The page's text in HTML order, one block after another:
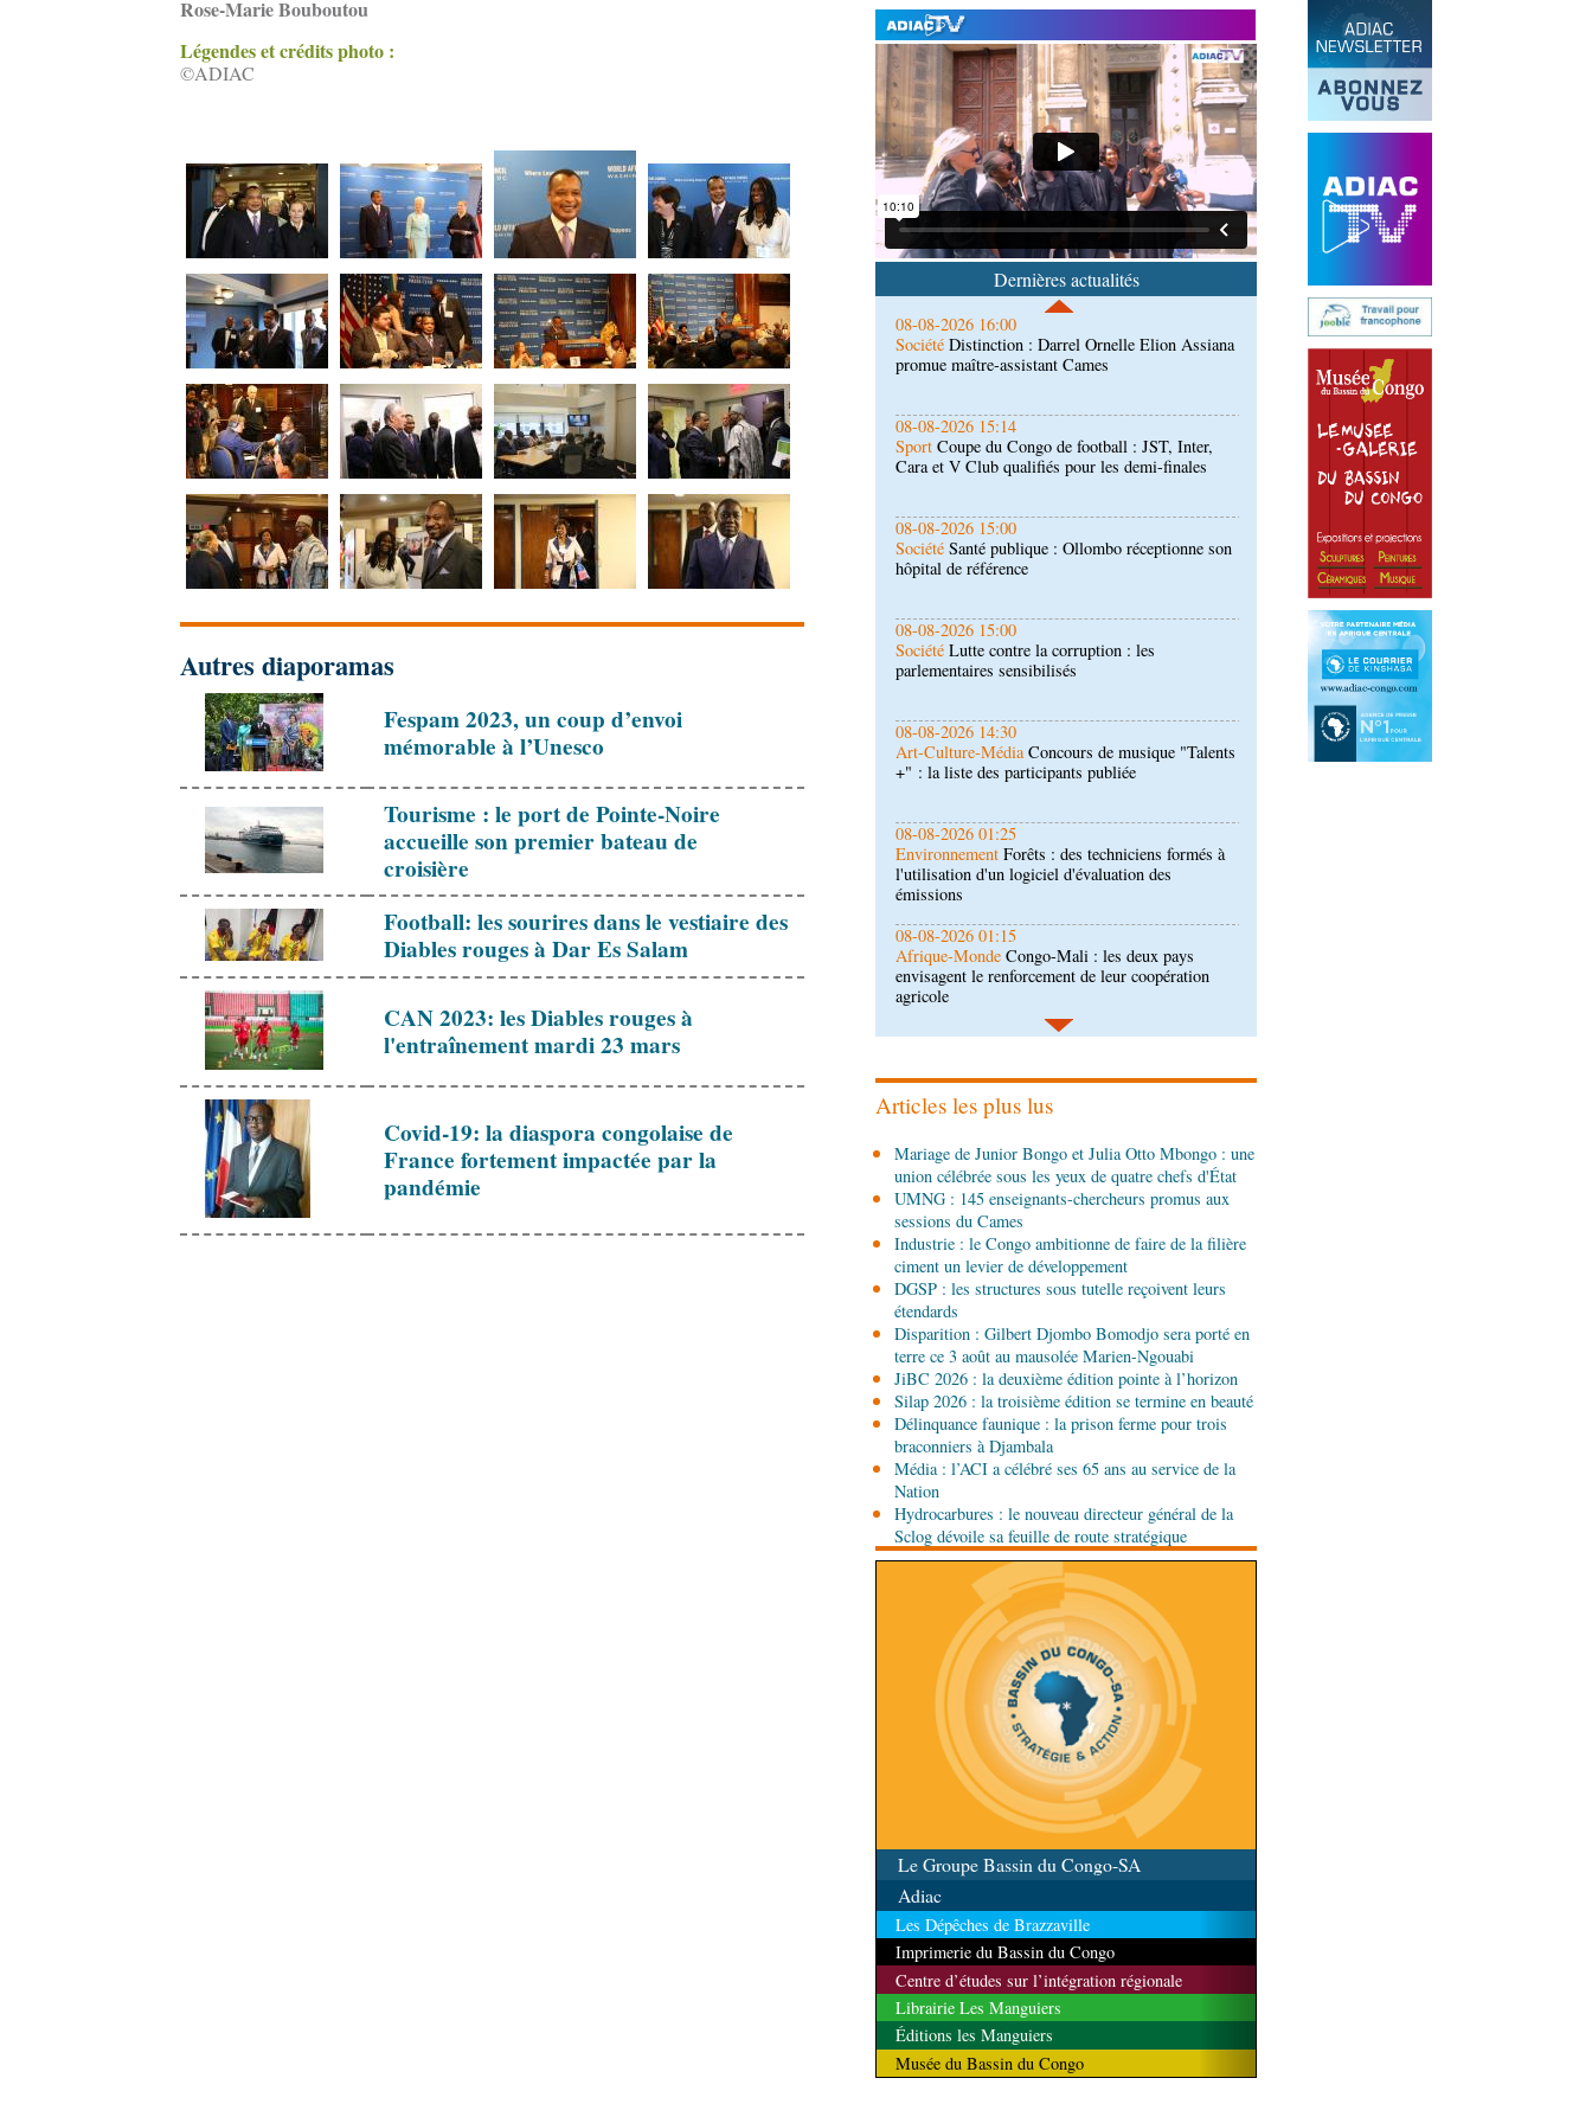
Rose-Marie Bouboutou
Légendes et crédits photo :
©ADIAC
Autres diaporamas
Fespam 2023, un coup d’envoi
mémorable à l’Unesco
Tourisme : le port de Pointe-Noire
accueille son premier bateau de
croisière
Football: les sourires dans le vestiaire des
Diables rouges à Dar Es Salam
CAN 2023: les Diables rouges à
l'entraînement mardi 23 mars
Covid-19: la diaspora congolaise de
France fortement impactée par la
pandémie
Dernières actualités
09-08-2026 10:30
SociétéHôpital Edith-Lucie-Bongo : des
équipements pour moderniser le plateau technique
08-08-2026 16:30
SociétéLutte contre les épidémies : les employés
de la maison de retraite Kambissi en formation
08-08-2026 16:00
Distinction : Darrel Ornelle Elion Assiana
promue maître-assistant Cames
08-08-2026 15:14
SportCoupe du Congo de football : JST, Inter,
Cara et V Club qualifiés pour les demi-finales
08-08-2026 15:00
SociétéSanté publique : Ollombo réceptionne son
hôpital de référence
08-08-2026 15:00
Société Lutte contre la corruption : les
parlementaires sensibilisés
08-08-2026 14:30
Art-Culture-MédiaConcours de musique "Talents
+" : la liste des participants publiée
08-08-2026 01:25
EnvironnementForêts : des techniciens formés à
l'utilisation d'un logiciel d'évaluation des
08-08-2026 01:15
Afrique-MondeCongo-Mali : les deux pays
envisagent le renforcement de leur coopération
agricole
08-08-2026 01:13
ÉconomieMarché boursier : la Banque postale du
Congo officialise son entrée à la BVMAC
08-08-2026 01:00
République du Congo mise sur sa diaspora
PolitiqueDébat d’orientation budgétaire: le
gouvernement présente sa politique économique et
sociale 2027-2029 au Parlement
08-08-2026 00:30
SociétéAssainissement et développement local :
les Nations unies réitèrent leur soutien au Congo
Articles les plus lus
Mariage de Junior Bongo et Julia Otto Mbongo : une
union célébrée sous les yeux de quatre chefs d'État
UMNG : 145 enseignants-chercheurs promus aux
sessions du Cames
Industrie : le Congo ambitionne de faire de la filière
ciment un levier de développement
DGSP : les structures sous tutelle reçoivent leurs
étendards
Disparition : Gilbert Djombo Bomodjo sera porté en
terre ce 3 août au mausolée Marien-Ngouabi
JiBC 2026 : la deuxième édition pointe à l’horizon
Silap 2026 : la troisième édition se termine en beauté
Délinquance faunique : la prison ferme pour trois
braconniers à Djambala
Média : l’ACI a célébré ses 65 ans au service de la
Nation
Hydrocarbures : le nouveau directeur général de la
Sclog dévoile sa feuille de route stratégique
Le Groupe Bassin du Congo-SA
Adiac
Les Dépêches de Brazzaville
Imprimerie du Bassin du Congo
Centre d’études sur l’intégration régionale
Librairie Les Manguiers
Éditions les Manguiers
Musée du Bassin du Congo